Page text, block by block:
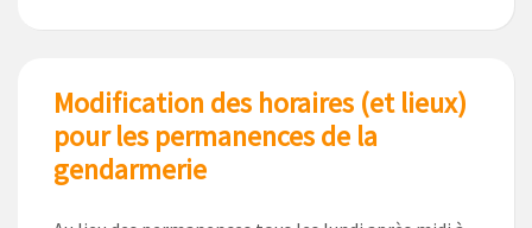
Modification des horaires (et lieux)
pour les permanences de la
gendarmerie